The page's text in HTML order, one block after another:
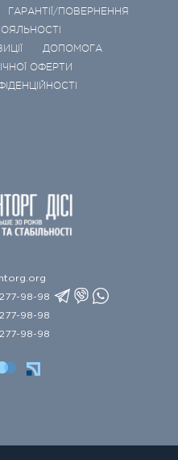
ГАРАНТІЇ/ПОВЕРНЕННЯ
ДОПОМОГА
ОФЕРТИ
98-98
98-98
98-98